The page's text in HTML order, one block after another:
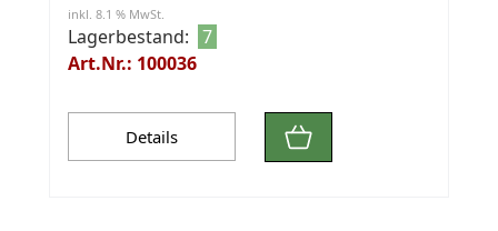
inkl. 8.1 % MwSt.
Lagerbestand: 7
Art.Nr.: 100036
Details